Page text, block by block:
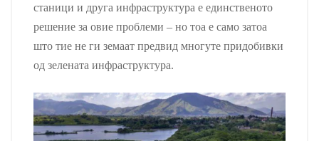
станици и друга инфраструктура е единственото
решение за овие проблеми – но тоа е само затоа
што тие не ги земаат предвид многуте придобивки
од зелената инфраструктура.